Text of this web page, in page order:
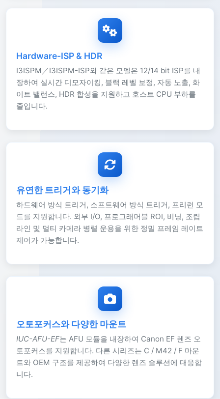
Hardware-ISP & HDR
I3ISPM／I3ISPM-ISP와 같은 모델은 12/14 bit ISP를 내
장하여 실시간 디모자이킹, 블랙 레벨 보정, 자동 노출, 화
이트 밸런스, HDR 합성을 지원하고 호스트 CPU 부하를
줄입니다.
유연한 트리거와 동기화
하드웨어 방식 트리거, 소프트웨어 방식 트리거, 프리런 모
드를 지원합니다. 외부 I/O, 프로그래머블 ROI, 비닝, 조립
라인 및 멀티 카메라 병렬 운용을 위한 정밀 프레임 레이트
제어가 가능합니다.
오토포커스와 다양한 마운트
IUC-AFU-EF는 AFU 모듈을 내장하여 Canon EF 렌즈 오
토포커스를 지원합니다. 다른 시리즈는 C / M42 / F 마운
트와 OEM 구조를 제공하여 다양한 렌즈 솔루션에 대응합
니다.